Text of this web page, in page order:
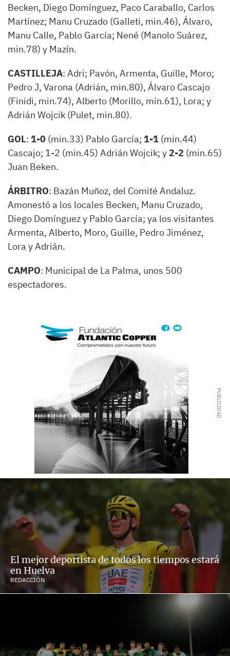
Becken, Diego Domínguez, Paco Caraballo, Carlos
Martínez; Manu Cruzado (Galleti, min.46), Álvaro,
Manu Calle, Pablo García; Nené (Manolo Suárez,
min.78) y Mazín.
CASTILLEJA: Adri; Pavón, Armenta, Guille, Moro;
Pedro J, Varona (Adrián, min.80), Álvaro Cascajo
(Finidi, min.74), Alberto (Morillo, min.61), Lora; y
Adrián Wojcik (Pulet, min.80).
GOL: 1-0 (min.33) Pablo García; 1-1 (min.44)
Cascajo; 1-2 (min.45) Adrián Wojcik; y 2-2 (min.65)
Juan Beken.
ÁRBITRO: Bazán Muñoz, del Comité Andaluz.
Amonestó a los locales Becken, Manu Cruzado,
Diego Domínguez y Pablo García; ya los visitantes
Armenta, Alberto, Moro, Guille, Pedro Jiménez,
Lora y Adrián.
CAMPO: Municipal de La Palma, unos 500
espectadores.
El mejor deportista de todos los tiempos estará
en Huelva
REDACCIÓN